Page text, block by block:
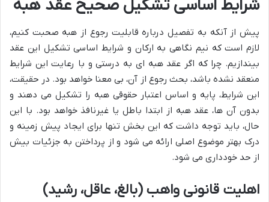
شرایط اساسی تشکیل صحیح عقد هبه
پیش از آنکه به تفصیل درباره قابلیت رجوع از هبه صحبت کنیم،
لازم است که نیم نگاهی به ارکان و شرایط اساسی تشکیل این عقد
بیندازیم. چرا که اگر عقد هبه ای به درستی و با رعایت این شرایط
منعقد نشده باشد، بحث رجوع از آن، بی معنا خواهد بود. در حقیقت،
این شرایط، پایه و اساس اعتبار حقوقی هبه را تشکیل می دهند و
بدون آن ها، عقد هبه از ابتدا باطل یا غیرنافذ خواهد بود. با این
حال، باید توجه داشت که این بخش تنها برای ایجاد پیش زمینه و
درک بهتر موضوع اصلی ارائه می شود و از پرداختن به جزئیات بیش
از حد خودداری می شود.
اهلیت قانونی واهب (بالغ، عاقل، رشید)